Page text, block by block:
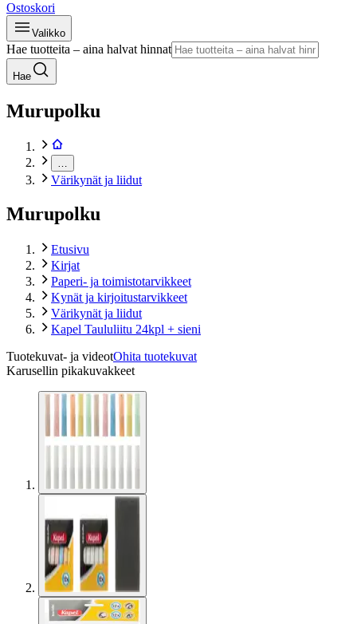
Ostoskori
Valikko
Hae tuotteita – aina halvat hinnat
Hae
Murupolku
Värikynät ja liidut
Murupolku
Etusivu
Kirjat
Paperi- ja toimistotarvikkeet
Kynät ja kirjoitustarvikkeet
Värikynät ja liidut
Kapel Taululiitu 24kpl + sieni
Tuotekuvat- ja videotOhita tuotekuvat
Karusellin pikakuvakkeet